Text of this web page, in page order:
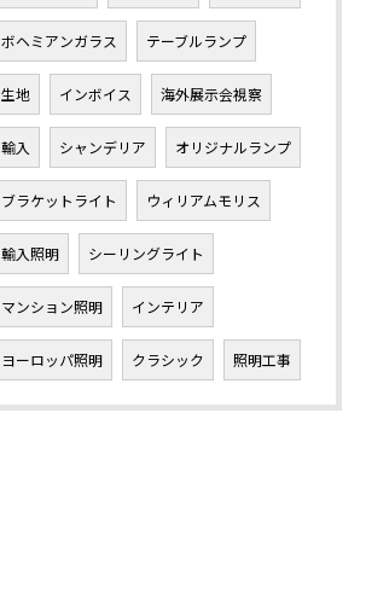
ボヘミアンガラス テーブルランプ
生地 インボイス 海外展示会視察
輸入 シャンデリア オリジナルランプ
ブラケットライト ウィリアムモリス
輸入照明 シーリングライト
マンション照明 インテリア
ヨーロッパ照明 クラシック 照明工事